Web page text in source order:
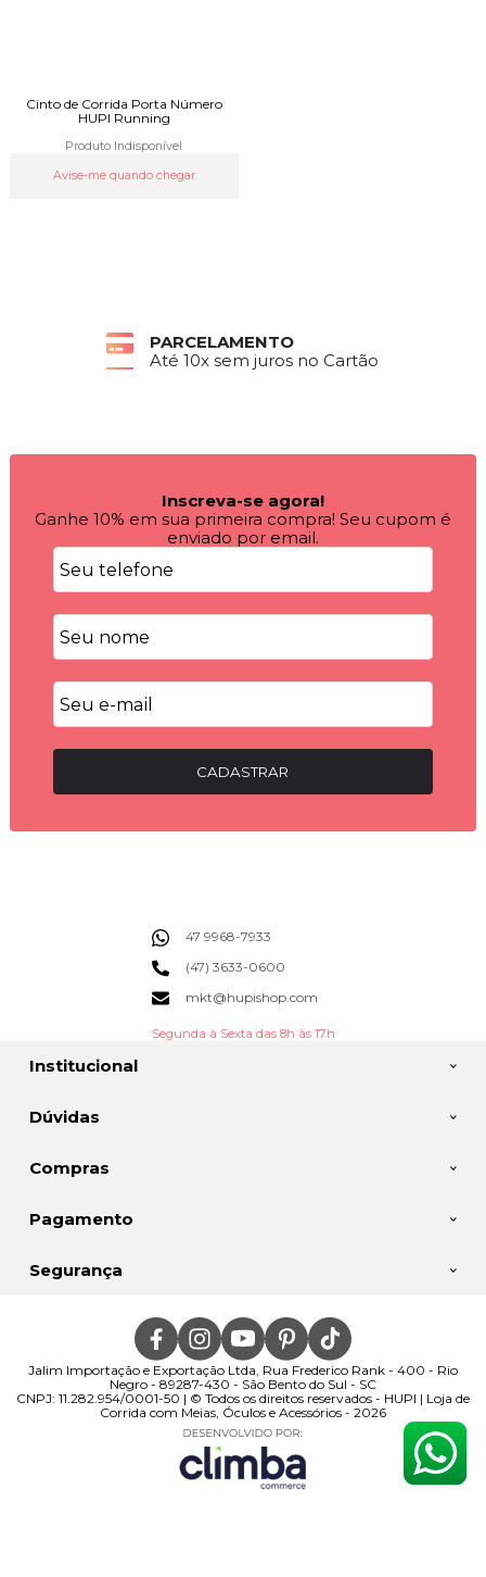
Cinto de Corrida Porta Número
HUPI Running
Produto Indisponível
Avise-me quando chegar
PARCELAMENTO
Até 10x sem juros no Cartão
Inscreva-se agora!
Ganhe 10% em sua primeira compra! Seu cupom é
enviado por email.
CADASTRAR
Institucional
Dúvidas
Compras
47 9968-7933
(47) 3633-0600
mkt@hupishop.com
Segunda à Sexta das 8h às 17h
Pagamento
Segurança
Jalim Importação e Exportação Ltda, Rua Frederico Rank - 400 - Rio
Negro - 89287-430 - São Bento do Sul - SC
CNPJ: 11.282.954/0001-50 | © Todos os direitos reservados - HUPI | Loja de
Corrida com Meias, Óculos e Acessórios - 2026